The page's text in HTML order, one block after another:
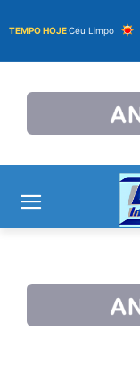
TEMPO HOJECéu Limpo